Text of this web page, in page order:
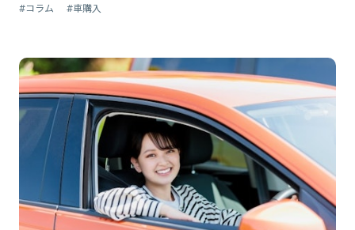
#コラム #車購入